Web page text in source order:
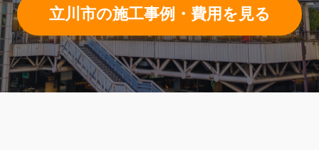
立川市の施工事例・費用を見る